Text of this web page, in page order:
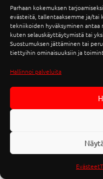
Parhaan kokemuksen
evästeitä, tallentaaksemme ja/tai
tekniikoiden hyväksyminen
kuten selauskäyttäytymistä tai
Suostumuksen jättäminen tai
tiettyihin ominaisuuksiin ja
Hallinnoi palveluita
Evästeet
paikallaan
ja muiden
Älä pelkää virheitä.
pahempi on
hioa 101-
blogikirjoituksesta –
yrityksestä ei
Kultainen keskitie
pilkkujen
Etsitkö apua